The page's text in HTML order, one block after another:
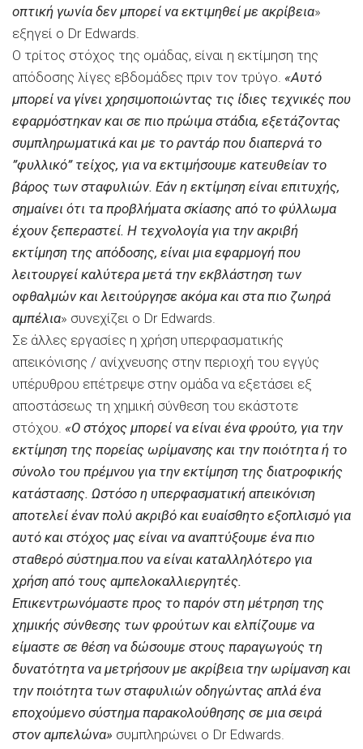
οπτική γωνία δεν μπορεί να εκτιμηθεί με ακρίβεια»
εξηγεί ο Dr Edwards.
Ο τρίτος στόχος της ομάδας, είναι η εκτίμηση της
απόδοσης λίγες εβδομάδες πριν τον τρύγο. «Αυτό
μπορεί να γίνει χρησιμοποιώντας τις ίδιες τεχνικές που
εφαρμόστηκαν και σε πιο πρώιμα στάδια, εξετάζοντας
συμπληρωματικά και με το ραντάρ που διαπερνά το
”φυλλικό” τείχος, για να εκτιμήσουμε κατευθείαν το
βάρος των σταφυλιών. Εάν η εκτίμηση είναι επιτυχής,
σημαίνει ότι τα προβλήματα σκίασης από το φύλλωμα
έχουν ξεπεραστεί. Η τεχνολογία για την ακριβή
εκτίμηση της απόδοσης, είναι μια εφαρμογή που
λειτουργεί καλύτερα μετά την εκβλάστηση των
οφθαλμών και λειτούργησε ακόμα και στα πιο ζωηρά
αμπέλια» συνεχίζει ο Dr Edwards.
Σε άλλες εργασίες η χρήση υπερφασματικής
απεικόνισης / ανίχνευσης στην περιοχή του εγγύς
υπέρυθρου επέτρεψε στην ομάδα να εξετάσει εξ
αποστάσεως τη χημική σύνθεση του εκάστοτε
στόχου. «Ο στόχος μπορεί να είναι ένα φρούτο, για την
εκτίμηση της πορείας ωρίμανσης και την ποιότητα ή το
σύνολο του πρέμνου για την εκτίμηση της διατροφικής
κατάστασης. Ωστόσο η υπερφασματική απεικόνιση
αποτελεί έναν πολύ ακριβό και ευαίσθητο εξοπλισμό για
αυτό και στόχος μας είναι να αναπτύξουμε ένα πιο
σταθερό σύστημα.που να είναι καταλληλότερο για
χρήση από τους αμπελοκαλλιεργητές.
Επικεντρωνόμαστε προς το παρόν στη μέτρηση της
χημικής σύνθεσης των φρούτων και ελπίζουμε να
είμαστε σε θέση να δώσουμε στους παραγωγούς τη
δυνατότητα να μετρήσουν με ακρίβεια την ωρίμανση και
την ποιότητα των σταφυλιών οδηγώντας απλά ένα
εποχούμενο σύστημα παρακολούθησης σε μια σειρά
στον αμπελώνα» συμπληρώνει ο Dr Edwards.